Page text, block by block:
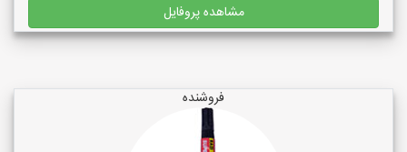
مشاهده پروفایل
فروشنده